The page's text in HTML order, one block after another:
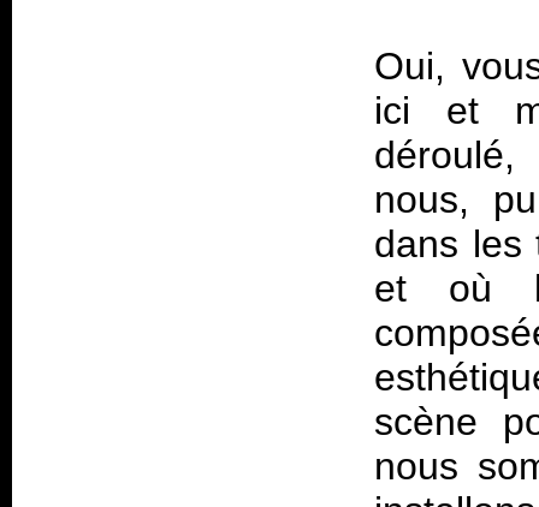
Oui,
ici et
nous,
dans les
et où
scène
nous